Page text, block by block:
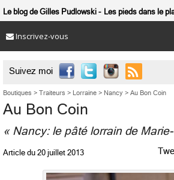
Le blog de Gilles Pudlowski Les pieds dans le
Inscrivez-vous
Suivez moi 
Boutiques > Traiteurs > Lorraine > Nancy > Au Bon Coin
Au Bon Coin
« Nancy: le pâté lorrain de
Article du 20 juillet 2013